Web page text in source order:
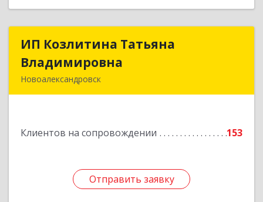
ИП Козлитина Татьяна
Владимировна
Новоалександровск
Клиентов на сопровождении 153
Отправить заявку
ИП Козлитина Татьяна
Подробнее
Отправить заявку